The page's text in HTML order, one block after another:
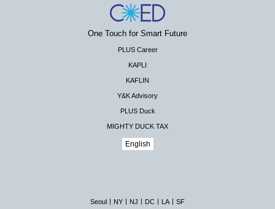
One Touch for Smart Future
PLUS Career
KAPLI
KAFLIN
Y&K Advisory
PLUS Duck
MIGHTY DUCK TAX
English
Seoul NY NJ DC LA SF